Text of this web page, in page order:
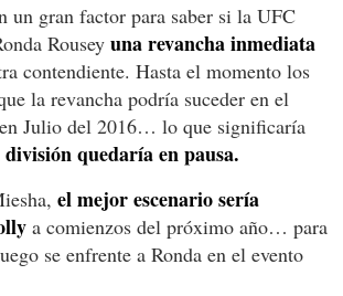
un gran factor para saber si la UFC
Rousey una revancha inmediata
contendiente. Hasta el momento los
la revancha podría suceder en el
Julio del 2016… lo que significaría
quedaría en pausa.
el mejor escenario sería
a comienzos del próximo año… para
se enfrente a Ronda en el evento